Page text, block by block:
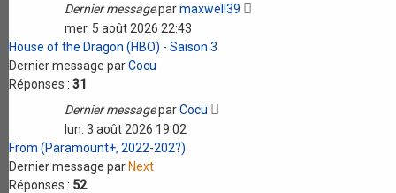
Dernier messageparmaxwell39
mer. 5 août 2026 22:43
House of the Dragon (HBO) - Saison 3
Dernier message parCocu
Réponses : 31
Dernier messageparCocu
lun. 3 août 2026 19:02
From (Paramount+, 2022-202?)
Dernier message parNext
Réponses : 52